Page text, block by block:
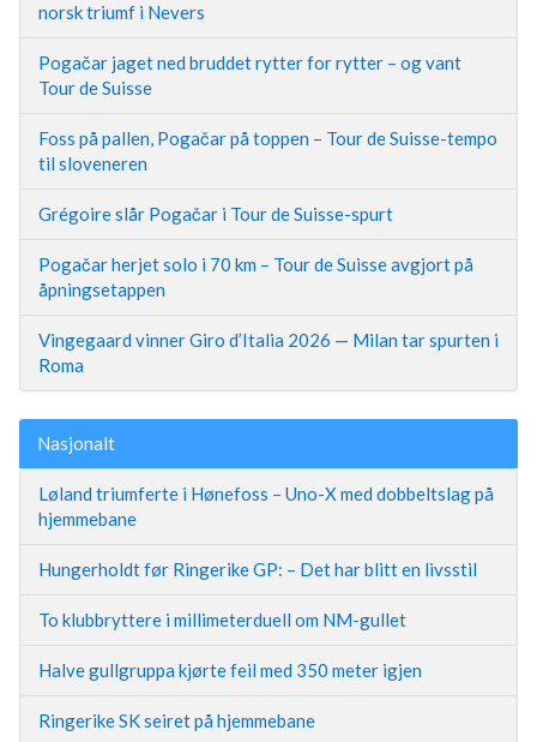
norsk triumf i Nevers
Pogačar jaget ned bruddet rytter for rytter – og vant
Tour de Suisse
Foss på pallen, Pogačar på toppen – Tour de Suisse-tempo
til sloveneren
Grégoire slår Pogačar i Tour de Suisse-spurt
Pogačar herjet solo i 70 km – Tour de Suisse avgjort på
åpningsetappen
Vingegaard vinner Giro d’Italia 2026 — Milan tar spurten i
Roma
Nasjonalt
Løland triumferte i Hønefoss – Uno-X med dobbeltslag på
hjemmebane
Hungerholdt før Ringerike GP: – Det har blitt en livsstil
To klubbryttere i millimeterduell om NM-gullet
Halve gullgruppa kjørte feil med 350 meter igjen
Ringerike SK seiret på hjemmebane